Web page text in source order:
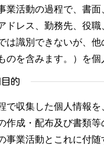
業活動の過程で、書
ドレス、勤務先、役
は識別できないが、
のを含みます。）を個
的
で収集した個人情報
作成・配布及び書類
事業活動とこれに付